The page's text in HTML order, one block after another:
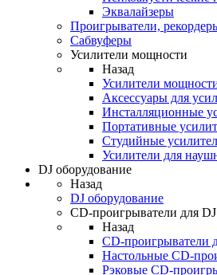
Эквалайзеры
Проигрыватели,
Сабвуферы
Усилители мощности
Назад
Усилители
Аксессуары для
Инсталляционные
Портативные
Студийные
Усилители для
DJ оборудование
Назад
DJ оборудование
CD-проигрыватели для DJ
Назад
CD-проигрыватели
Настольные CD-
Рэковые CD-